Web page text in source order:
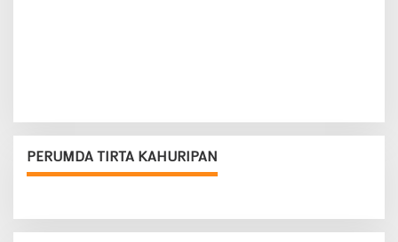
PERUMDA TIRTA KAHURIPAN